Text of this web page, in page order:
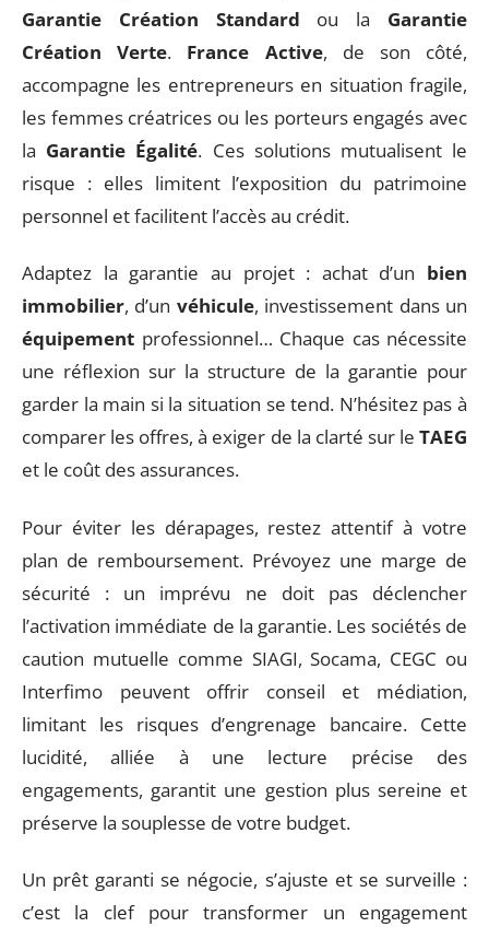
Garantie Création Standard ou la Garantie
Création Verte. France Active, de son côté,
accompagne les entrepreneurs en situation fragile,
les femmes créatrices ou les porteurs engagés avec
la Garantie Égalité. Ces solutions mutualisent le
risque : elles limitent l’exposition du patrimoine
personnel et facilitent l’accès au crédit.
Adaptez la garantie au projet : achat d’un bien
immobilier, d’un véhicule, investissement dans un
équipement professionnel… Chaque cas nécessite
une réflexion sur la structure de la garantie pour
garder la main si la situation se tend. N’hésitez pas à
comparer les offres, à exiger de la clarté sur le TAEG
et le coût des assurances.
Pour éviter les dérapages, restez attentif à votre
plan de remboursement. Prévoyez une marge de
sécurité : un imprévu ne doit pas déclencher
l’activation immédiate de la garantie. Les sociétés de
caution mutuelle comme SIAGI, Socama, CEGC ou
Interfimo peuvent offrir conseil et médiation,
limitant les risques d’engrenage bancaire. Cette
lucidité, alliée à une lecture précise des
engagements, garantit une gestion plus sereine et
préserve la souplesse de votre budget.
Un prêt garanti se négocie, s’ajuste et se surveille :
c’est la clef pour transformer un engagement